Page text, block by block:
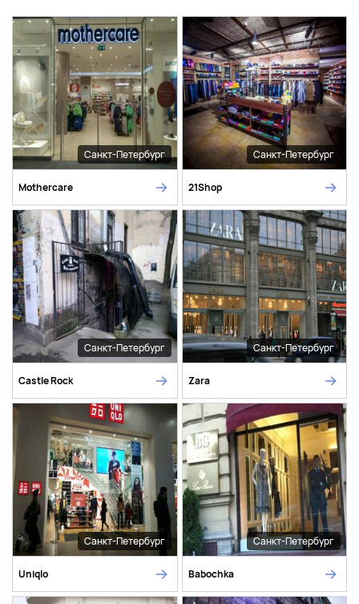
Санкт-Петербург
Mothercare
Санкт-Петербург
21Shop
Санкт-Петербург
Castle Rock
Санкт-Петербург
Zara
Санкт-Петербург
Uniqlo
Санкт-Петербург
Babochka